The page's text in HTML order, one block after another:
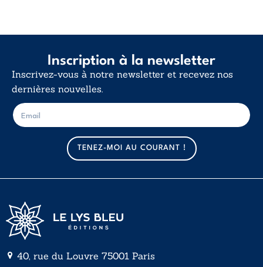
Inscription à la newsletter
Inscrivez-vous à notre newsletter et recevez nos
dernières nouvelles.
m
a
i
l
E
-
m
TENEZ-MOI AU COURANT !
40, rue du Louvre 75001 Paris